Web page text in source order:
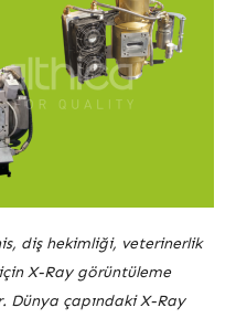
diş hekimliği, veterinerlik
X-Ray görüntüleme
Dünya çapındaki X-Ray